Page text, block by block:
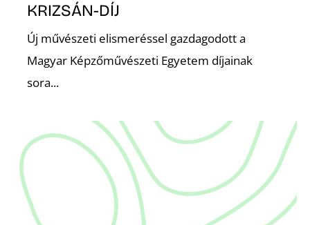
KRIZSÁN-DÍJ
Új művészeti elismeréssel gazdagodott a
Magyar Képzőművészeti Egyetem díjainak
sora...